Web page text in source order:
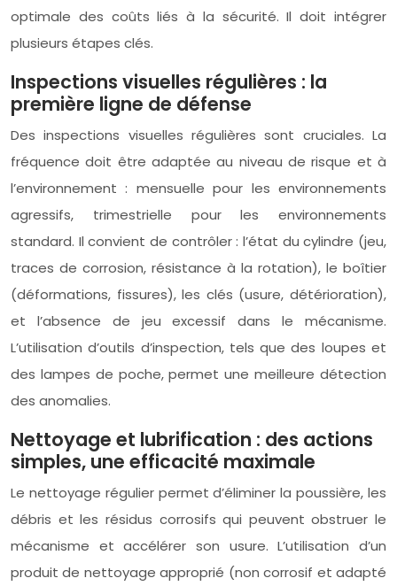
optimale des coûts liés à la sécurité. Il doit intégrer
plusieurs étapes clés.
Inspections visuelles régulières : la
première ligne de défense
Des inspections visuelles régulières sont cruciales. La
fréquence doit être adaptée au niveau de risque et à
l’environnement : mensuelle pour les environnements
agressifs, trimestrielle pour les environnements
standard. Il convient de contrôler : l’état du cylindre (jeu,
traces de corrosion, résistance à la rotation), le boîtier
(déformations, fissures), les clés (usure, détérioration),
et l’absence de jeu excessif dans le mécanisme.
L’utilisation d’outils d’inspection, tels que des loupes et
des lampes de poche, permet une meilleure détection
des anomalies.
Nettoyage et lubrification : des actions
simples, une efficacité maximale
Le nettoyage régulier permet d’éliminer la poussière, les
débris et les résidus corrosifs qui peuvent obstruer le
mécanisme et accélérer son usure. L’utilisation d’un
produit de nettoyage approprié (non corrosif et adapté